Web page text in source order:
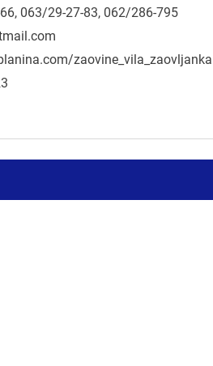
, 063/29-27-83, 062/286-795